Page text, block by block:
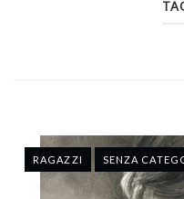
RAGAZZI SENZA